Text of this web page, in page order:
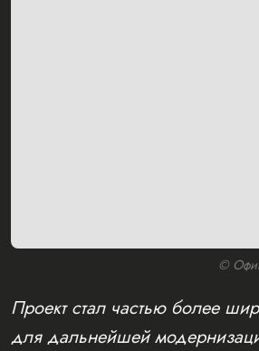
©
Проект стал частью более
для дальнейшей